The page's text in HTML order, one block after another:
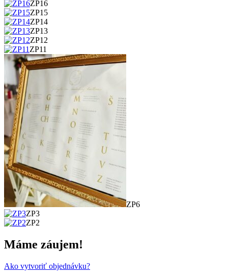
ZP16
ZP15
ZP14
ZP13
ZP12
ZP11
ZP6
ZP3
ZP2
Máme záujem!
Ako vytvoriť objednávku?